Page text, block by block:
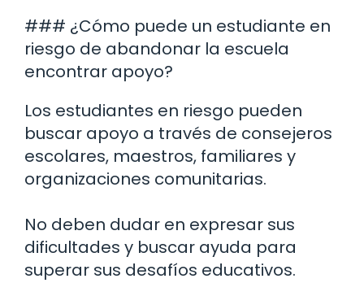
### ¿Cómo puede un estudiante en
riesgo de abandonar la escuela
encontrar apoyo?
Los estudiantes en riesgo pueden
buscar apoyo a través de consejeros
escolares, maestros, familiares y
organizaciones comunitarias.
No deben dudar en expresar sus
dificultades y buscar ayuda para
superar sus desafíos educativos.